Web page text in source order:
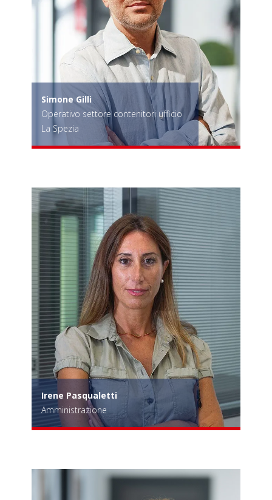
Simone Gilli
Operativo settore contenitori ufficio
La Spezia
Irene Pasqualetti
Amministrazione